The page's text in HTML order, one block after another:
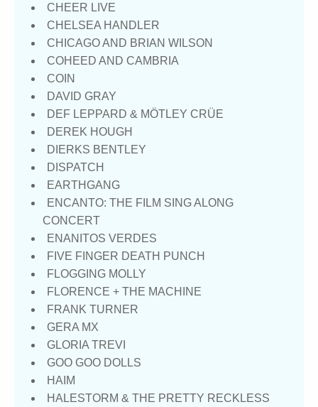
CHEER LIVE
CHELSEA HANDLER
CHICAGO AND BRIAN WILSON
COHEED AND CAMBRIA
COIN
DAVID GRAY
DEF LEPPARD & MÖTLEY CRÜE
DEREK HOUGH
DIERKS BENTLEY
DISPATCH
EARTHGANG
ENCANTO: THE FILM SING ALONG
CONCERT
ENANITOS VERDES
FIVE FINGER DEATH PUNCH
FLOGGING MOLLY
FLORENCE + THE MACHINE
FRANK TURNER
GERA MX
GLORIA TREVI
GOO GOO DOLLS
HAIM
HALESTORM & THE PRETTY RECKLESS